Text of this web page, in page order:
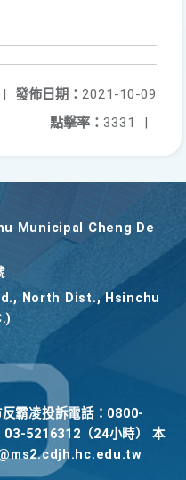
發佈日期： 2021-10-09
|
點擊率： 3331 |
Municipal Cheng De
North Dist., Hsinchu
霸凌投訴電話：0800-
03-5216312（24小時） 本